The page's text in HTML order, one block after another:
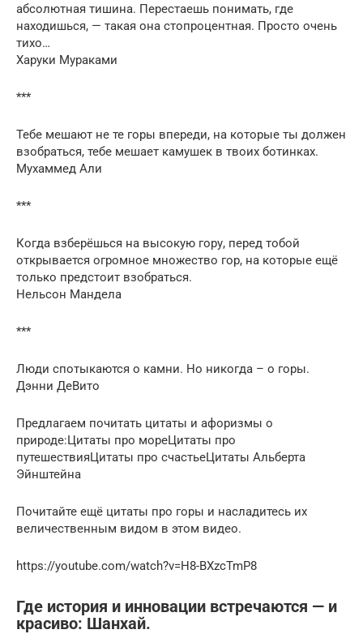
абсолютная тишина. Перестаешь понимать, где
находишься, — такая она стопроцентная. Просто очень
тихо…
Харуки Мураками
***
Тебе мешают не те горы впереди, на которые ты должен
взобраться, тебе мешает камушек в твоих ботинках.
Мухаммед Али
***
Когда взберёшься на высокую гору, перед тобой
открывается огромное множество гор, на которые ещё
только предстоит взобраться.
Нельсон Мандела
***
Люди спотыкаются о камни. Но никогда – о горы.
Дэнни ДеВито
Предлагаем почитать цитаты и афоризмы о
природе:Цитаты про мореЦитаты про
путешествияЦитаты про счастьеЦитаты Альберта
Эйнштейна
Почитайте ещё цитаты про горы и насладитесь их
величественным видом в этом видео.
https://youtube.com/watch?v=H8-BXzcTmP8
Где история и инновации встречаются — и
красиво: Шанхай.